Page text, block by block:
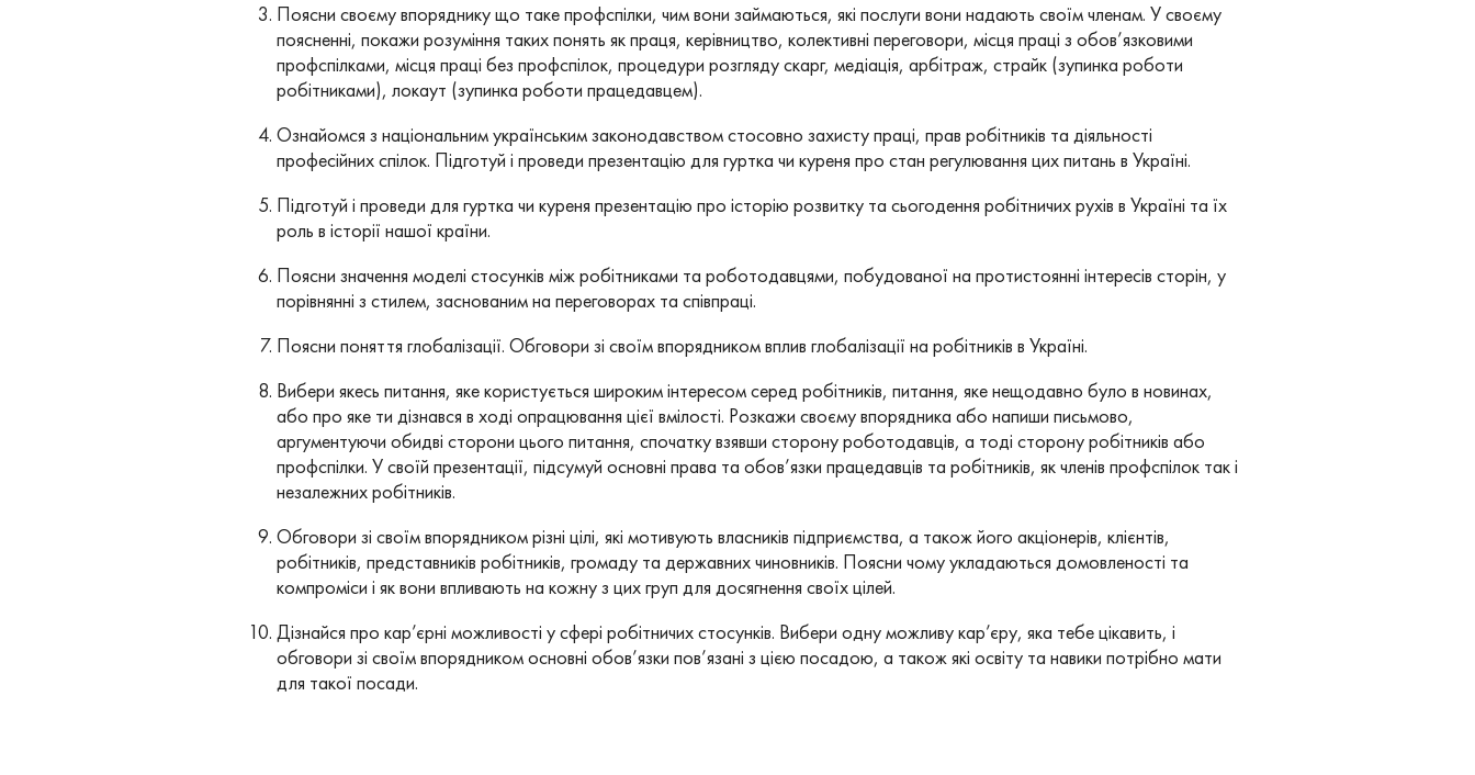
Поясни своєму впоряднику що таке профспілки, чим вони займаються, які послуги вони надають своїм членам. У своєму
поясненні, покажи розуміння таких понять як праця, керівництво, колективні переговори, місця праці з обов’язковими
профспілками, місця праці без профспілок, процедури розгляду скарг, медіація, арбітраж, страйк (зупинка роботи
робітниками), локаут (зупинка роботи працедавцем).
Ознайомся з національним українським законодавством стосовно захисту праці, прав робітників та діяльності
професійних спілок. Підготуй і проведи презентацію для гуртка чи куреня про стан регулювання цих питань в Україні.
Підготуй і проведи для гуртка чи куреня презентацію про історію розвитку та сьогодення робітничих рухів в Україні та їх
роль в історії нашої країни.
Поясни значення моделі стосунків між робітниками та роботодавцями, побудованої на протистоянні інтересів сторін, у
порівнянні з стилем, заснованим на переговорах та співпраці.
Поясни поняття глобалізації. Обговори зі своїм впорядником вплив глобалізації на робітників в Україні.
Вибери якесь питання, яке користується широким інтересом серед робітників, питання, яке нещодавно було в новинах,
або про яке ти дізнався в ході опрацювання цієї вмілості. Розкажи своєму впорядника або напиши письмово,
аргументуючи обидві сторони цього питання, спочатку взявши сторону роботодавців, а тоді сторону робітників або
профспілки. У своїй презентації, підсумуй основні права та обов’язки працедавців та робітників, як членів профспілок так і
незалежних робітників.
Обговори зі своїм впорядником різні цілі, які мотивують власників підприємства, а також його акціонерів, клієнтів,
робітників, представників робітників, громаду та державних чиновників. Поясни чому укладаються домовленості та
компроміси і як вони впливають на кожну з цих груп для досягнення своїх цілей.
Дізнайся про кар’єрні можливості у сфері робітничих стосунків. Вибери одну можливу кар’єру, яка тебе цікавить, і
обговори зі своїм впорядником основні обов’язки пов’язані з цією посадою, а також які освіту та навики потрібно мати
для такої посади.